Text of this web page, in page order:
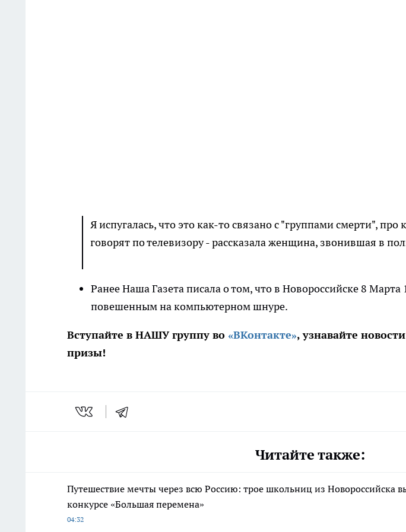
Я испугалась, что это как-то связано с "группами смерти", про
говорят по телевизору - рассказала женщина, звонившая в
Ранее Наша Газета писала о том, что в Новороссийске 8
повешенным на компьютерном шнуре.
Вступайте в НАШУ группу во «ВКонтакте», узнавайте
призы!
Читайте также:
Путешествие мечты через всю Россию: трое школьниц из Новороссийска
конкурсе «Большая перемена»
04:32